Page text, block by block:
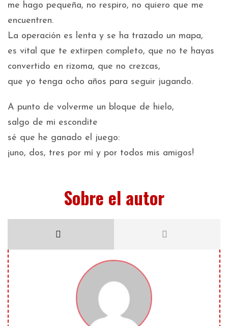
me hago pequeña, no respiro, no quiero que me
encuentren.
La operación es lenta y se ha trazado un mapa,
es vital que te extirpen completo, que no te hayas
convertido en rizoma, que no crezcas,
que yo tenga ocho años para seguir jugando.
A punto de volverme un bloque de hielo,
salgo de mi escondite
sé que he ganado el juego:
¡uno, dos, tres por mí y por todos mis amigos!
Sobre el autor